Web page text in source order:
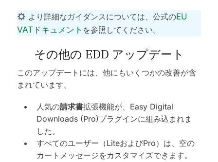
より詳細なガイダンスについては、公式のEU
VATドキュメント を参照してください。
その他の EDD アップデート
このアップデートには、他にもいくつかの改善が含
まれています。
人気の請求書拡張機能が、Easy Digital
Downloads (Pro)プラグインに組み込まれま
した。
すべてのユーザー（LiteおよびPro）は、空の
カートメッセージをカスタマイズできます。